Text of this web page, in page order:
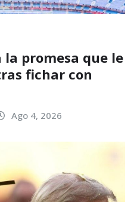
la promesa que le
fichar con
Ago 4, 2026